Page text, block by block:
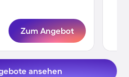
Zum Angebot
ansehen